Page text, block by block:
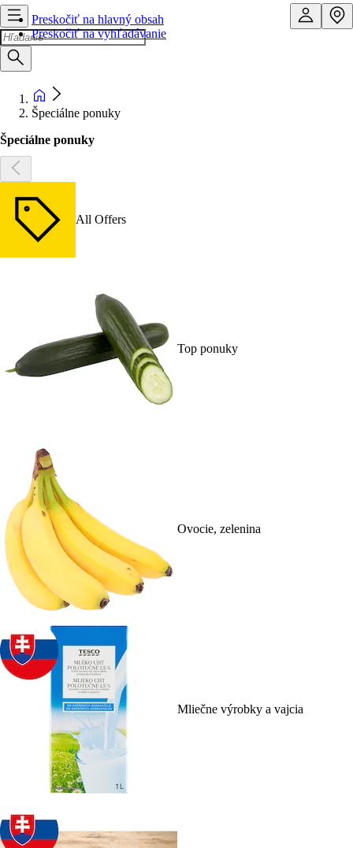
Preskočiť na hlavný obsah
Preskočiť na vyhľadávanie
Špeciálne ponuky
Špeciálne ponuky
All Offers
Top ponuky
Ovocie, zelenina
Mliečne výrobky a vajcia